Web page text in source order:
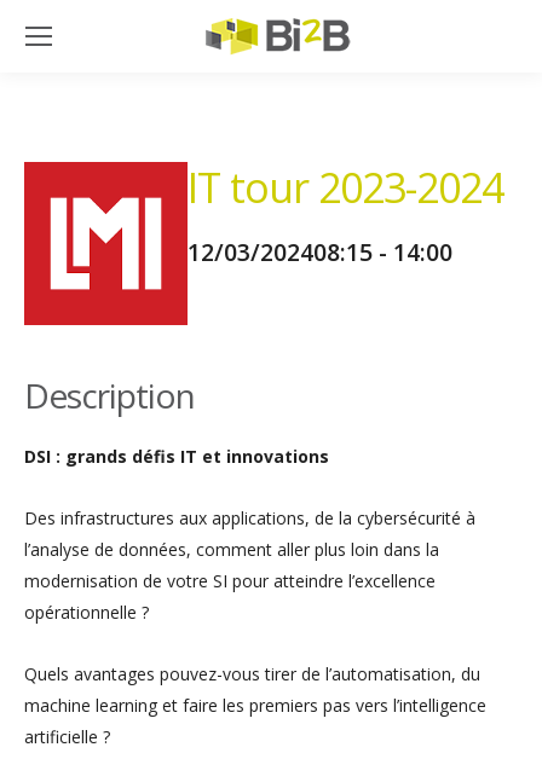
IT tour 2023-2024
12/03/202408:15 - 14:00
Description
DSI : grands défis IT et innovations
Des infrastructures aux applications, de la cybersécurité à
l’analyse de données, comment aller plus loin dans la
modernisation de votre SI pour atteindre l’excellence
opérationnelle ?
Quels avantages pouvez-vous tirer de l’automatisation, du
machine learning et faire les premiers pas vers l’intelligence
artificielle ?